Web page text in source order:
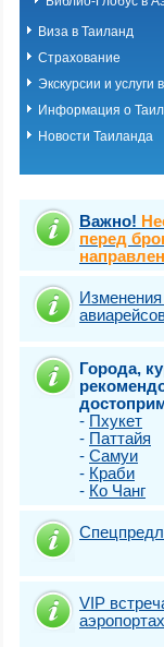
Виза в Таиланд
Страхование
Экскурсии и услуги
Информация о
Новости Таиланда
Важно!
перед
Города,
- Пхукет
- Паттайя
- Самуи
- Краби
- Ко Чанг
VIP
аэропортах